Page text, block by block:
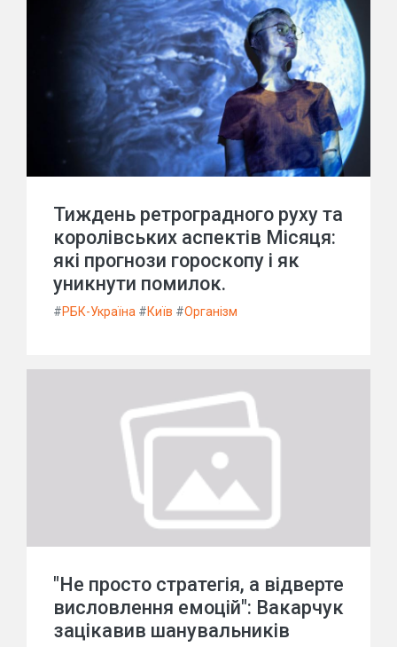
Тиждень ретроградного руху та
королівських аспектів Місяця:
які прогнози гороскопу і як
уникнути помилок.
#РБК-Україна #Київ #Організм
"Не просто стратегія, а відверте
висловлення емоцій": Вакарчук
зацікавив шанувальників